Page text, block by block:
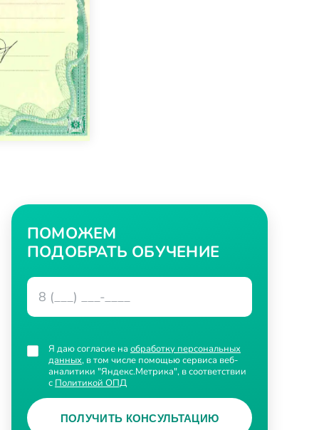
ПОМОЖЕМ
ПОДОБРАТЬ ОБУЧЕНИЕ
Я даю согласие на обработку персональных
данных, в том числе помощью сервиса веб-
аналитики "Яндекс.Метрика", в соответствии
с Политикой ОПД
ПОЛУЧИТЬ КОНСУЛЬТАЦИЮ